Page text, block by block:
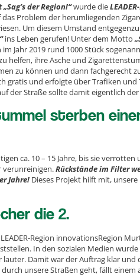
der Region!“wurde die
Problem der herumliegenden
Um diesem Umstand
ins Leben gerufen! Unter dem Motto
Jahr 2019 rund 1000 Stück
helfen, ihre Asche und
zu können und dann fachgerecht
gratis und erfolgte über Trafiken und
der Straße sollte damit eigentlich
sterben
ca. 10 – 15 Jahre, bis sie verrotten
verunreinigen.Rückstände im Filter
Jahre! Dieses Projekt hilft mit,
die 2.
Region innovationsRegion
In den sozialen Medien
lauter. Damit war der Auftrag klar und
unsere Straßen geht, fällt einem